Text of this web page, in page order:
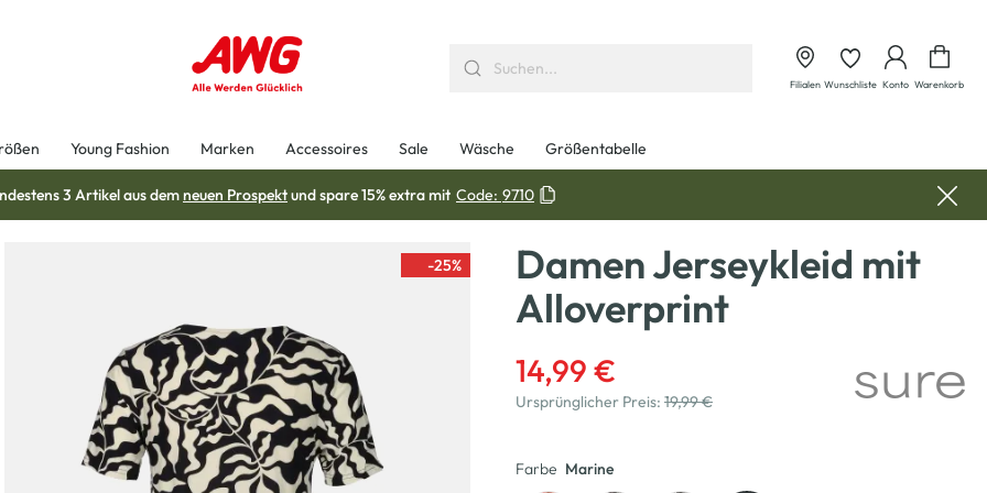
Filialen Wunschliste Konto Warenkorb
Young Fashion Marken Accessoires Sale Wäsche Größentabelle
3 Artikel aus demneuen Prospektund spare 15% extra mit Code: 9710
-25%
Damen Jerseykleid mit
Alloverprint
14,99 €
Ursprünglicher Preis: 19,99 €
Farbe Marine